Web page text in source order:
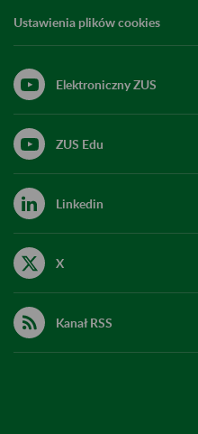
Ustawienia plików cookies
Elektroniczny ZUS
ZUS Edu
Linkedin
X
Kanał RSS